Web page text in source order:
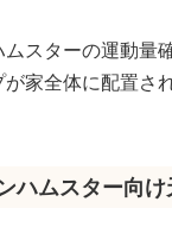
スターの運動量
家全体に配置さ
ハムスター向